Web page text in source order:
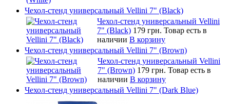
Чехол-стенд универсальный Vellini 7" (Black)
Чехол-стенд универсальный Vellini
7" (Black) 179 грн. Товар есть в
наличии В корзину
Чехол-стенд универсальный Vellini 7" (Brown)
Чехол-стенд универсальный Vellini
7" (Brown) 179 грн. Товар есть в
наличии В корзину
Чехол-стенд универсальный Vellini 7" (Dark Blue)